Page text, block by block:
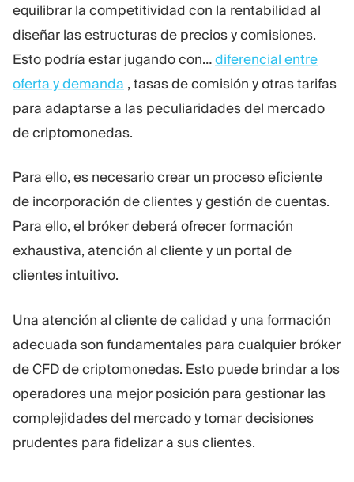
equilibrar la competitividad con la rentabilidad al
diseñar las estructuras de precios y comisiones.
Esto podría estar jugando con…diferencial entre
oferta y demanda , tasas de comisión y otras tarifas
para adaptarse a las peculiaridades del mercado
de criptomonedas.
Para ello, es necesario crear un proceso eficiente
de incorporación de clientes y gestión de cuentas.
Para ello, el bróker deberá ofrecer formación
exhaustiva, atención al cliente y un portal de
clientes intuitivo.
Una atención al cliente de calidad y una formación
adecuada son fundamentales para cualquier bróker
de CFD de criptomonedas. Esto puede brindar a los
operadores una mejor posición para gestionar las
complejidades del mercado y tomar decisiones
prudentes para fidelizar a sus clientes.